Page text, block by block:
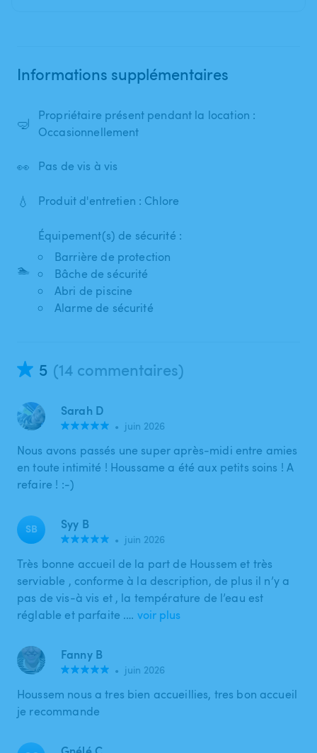
Informations supplémentaires
🤿
Propriétaire présent pendant la location :
Occasionnellement
👀 Pas de vis à vis
💧 Produit d'entretien : Chlore
🏊
Équipement(s) de sécurité :
Barrière de protection
Bâche de sécurité
Abri de piscine
Alarme de sécurité
5 (14 commentaires)
Sarah D
• juin 2026
Nous avons passés une super après-midi entre amies
en toute intimité ! Houssame a été aux petits soins ! A
refaire ! :-)
SB Syy B
• juin 2026
Très bonne accueil de la part de Houssem et très
serviable , conforme à la description, de plus il n’y a
pas de vis-à vis et , la température de l’eau est
réglable et parfaite .… voir plus
Fanny B
• juin 2026
Houssem nous a tres bien accueillies, tres bon accueil
je recommande